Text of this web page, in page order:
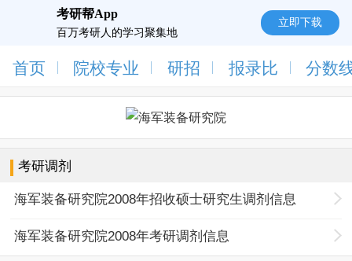
考研帮App
百万考研人的学习聚集地
立即下载
首页 院校专业 研招 报录比 分数
考研调剂
海军装备研究院2008年招收硕士研究生调剂信息
海军装备研究院2008年考研调剂信息